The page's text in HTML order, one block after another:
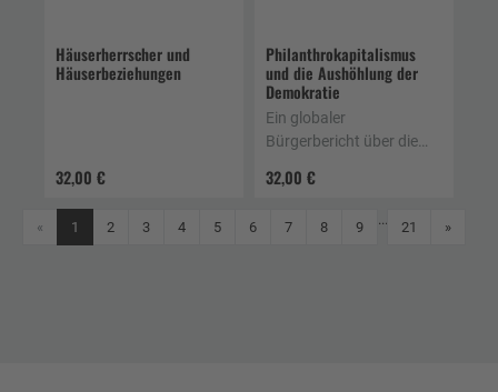
Häuserherrscher und
Häuserbeziehungen
32,00 €
Philanthrokapitalismus
und die Aushöhlung der
Demokratie
32,00 €
Ein globaler
Bürgerbericht über die
Technologie, Gesundheit
durch Konzerne
« 1 2 3 4 5 6 7 8 9 ... 21 »Weiter